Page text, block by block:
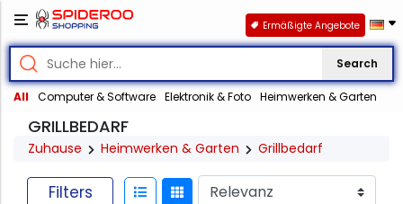
Search
All Computer & Software Elektronik & Foto Heimwerken & Garten
Ermäßigte Angebote
GRILLBEDARF
Zuhause Heimwerken & Garten Grillbedarf
Filters